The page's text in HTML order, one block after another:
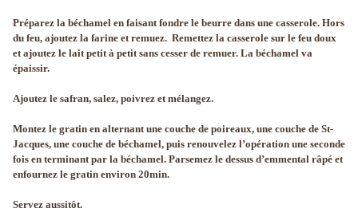
Préparez la béchamel en faisant fondre le beurre dans une casserole. Hors
du feu, ajoutez la farine et remuez. Remettez la casserole sur le feu doux
et ajoutez le lait petit à petit sans cesser de remuer. La béchamel va
épaissir.
Ajoutez le safran, salez, poivrez et mélangez.
Montez le gratin en alternant une couche de poireaux, une couche de St-
Jacques, une couche de béchamel, puis renouvelez l’opération une seconde
fois en terminant par la béchamel. Parsemez le dessus d’emmental râpé et
enfournez le gratin environ 20min.
Servez aussitôt.